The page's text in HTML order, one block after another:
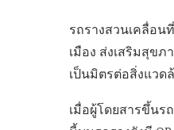
รถรางสวนเคลื่อน
เมือง ส่งเสริมสุข
เป็นมิตรต่อสิ่งแวด
เมื่อผู้โดยสารขึ้นร